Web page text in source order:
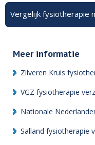
Vergelijk fysiotherapie
Meer informatie
Zilveren Kruis
VGZ fysiotherapie
Nationale
Salland fysiotherapie